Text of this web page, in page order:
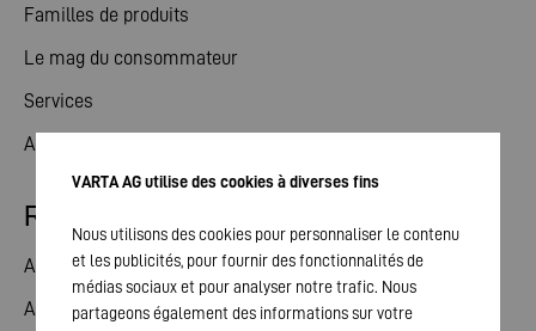
Familles de produits
Le mag du consommateur
Services
Actualités
Relations avec les investisseurs
Action
Assemblée générale
VARTA AG utilise des cookies à diverses fins
Nous utilisons des cookies pour personnaliser le contenu
et les publicités, pour fournir des fonctionnalités de
médias sociaux et pour analyser notre trafic. Nous
partageons également des informations sur votre